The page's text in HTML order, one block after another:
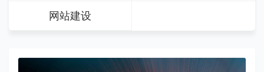
网站建设